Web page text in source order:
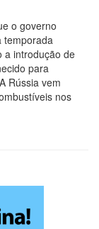
o governo
temporada
a introdução de
para
Rússia vem
nos